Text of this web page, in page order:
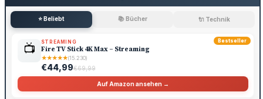
⭐ Beliebt 📚 Bücher 🔌 Technik
Bestseller
📺 STREAMING
Fire TV Stick 4K Max – Streaming
★★★★★(15.230)
€44,99€69,99
Auf Amazon ansehen →